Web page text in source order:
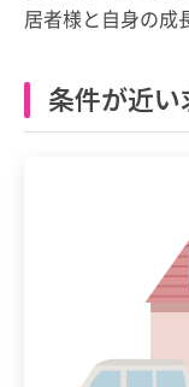
居者様と自身の成
条件が近い